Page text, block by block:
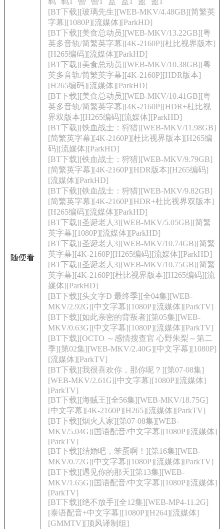
随便看
[BT下载][玻璃先生][WEB-MKV/4.48GB][简繁英
字幕][1080P][流媒体][ParkHD]
[BT下载][美食总动员][WEB-MKV/13.22GB][粤
英多音轨/简繁英字幕][4K-2160P][杜比视界版本]
[H265编码][流媒体][ParkHD]
[BT下载][美食总动员][WEB-MKV/10.38GB][粤
英多音轨/简繁英字幕][4K-2160P][HDR版本]
[H265编码][流媒体][ParkHD]
[BT下载][美食总动员][WEB-MKV/10.41GB][粤
英多音轨/简繁英字幕][4K-2160P][HDR+杜比视
界双版本][H265编码][流媒体][ParkHD]
[BT下载][铁血战士：狩猎][WEB-MKV/11.98GB]
[简繁英字幕][4K-2160P][杜比视界版本][H265编
码][流媒体][ParkHD]
[BT下载][铁血战士：狩猎][WEB-MKV/9.79GB]
[简繁英字幕][4K-2160P][HDR版本][H265编码]
[流媒体][ParkHD]
[BT下载][铁血战士：狩猎][WEB-MKV/9.82GB]
[简繁英字幕][4K-2160P][HDR+杜比视界双版本]
[H265编码][流媒体][ParkHD]
[BT下载][圣诞老人3][WEB-MKV/5.05GB][简繁
英字幕][1080P][流媒体][ParkHD]
[BT下载][圣诞老人3][WEB-MKV/10.74GB][简繁
英字幕][4K-2160P][H265编码][流媒体][ParkHD]
[BT下载][圣诞老人3][WEB-MKV/10.75GB][简繁
英字幕][4K-2160P][杜比视界版本][H265编码][流
媒体][ParkHD]
[BT下载][头文字D 最终季][全04集][WEB-
MKV/2.92G][中文字幕][1080P][流媒体][ParkTV]
[BT下载][如此亲密的背叛者][第05集][WEB-
MKV/0.63G][中文字幕][1080P][流媒体][ParkTV]
[BT下载][OCTO ～感情搜查官 心野朱梨～第二
季][第02集][WEB-MKV/2.40G][中文字幕][1080P]
[流媒体][ParkTV]
[BT下载][我很喜欢你，那你呢？][第07-08集]
[WEB-MKV/2.61G][中文字幕][1080P][流媒体]
[ParkTV]
[BT下载][海贼王][全56集][WEB-MKV/18.75G]
[中文字幕][4K-2160P][H265][流媒体][ParkTV]
[BT下载][烟火人家][第07-08集][WEB-
MKV/5.04G][国语配音/中文字幕][1080P][流媒体]
[ParkTV]
[BT下载][结婚吧，笨蛋啊！][第16集][WEB-
MKV/0.72G][中文字幕][1080P][流媒体][ParkTV]
[BT下载][遇见你的那天][第13集][WEB-
MKV/1.65G][国语配音/中文字幕][1080P][流媒体]
[ParkTV]
[BT下载][绝不放手][全12集][WEB-MP4-11.2G]
[泰语配音+中文字幕][1080P][H264][流媒体]
[GMMTV][顶风译制组]